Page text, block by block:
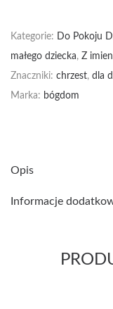
Kategorie: Do Pokoju
małego dziecka, Z
Znaczniki: chrzest, dla
Marka: bógdom
Opis
Informacje